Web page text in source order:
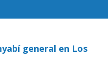
general en Los